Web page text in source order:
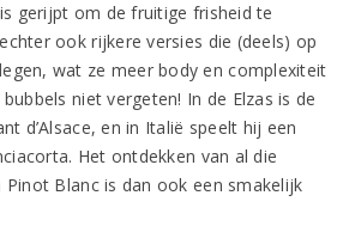
gerijpt om de fruitige frisheid te
ook rijkere versies die (deels) op
wat ze meer body en complexiteit
niet vergeten! In de Elzas is de
d’Alsace, en in Italië speelt hij een
Het ontdekken van al die
Blanc is dan ook een smakelijk